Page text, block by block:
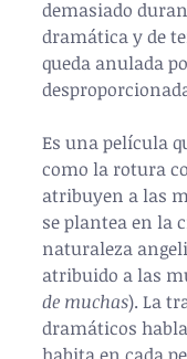
demasiado
dramática y de
queda anulada
Es una película
como la rotura
atribuyen a las
se plantea en la
naturaleza
atribuido a las
de muchas). La
dramáticos